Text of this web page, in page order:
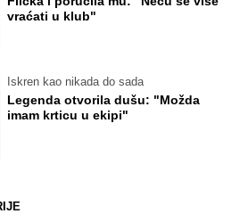
vraćati u klub"
Iskren kao nikada do sada
Legenda otvorila dušu: "Možda
imam krticu u ekipi"